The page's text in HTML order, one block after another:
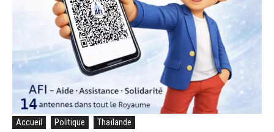
Accueil Politique Thaïlande